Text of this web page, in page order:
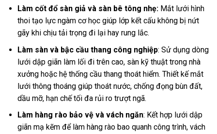
Làm cốt đổ sàn giả và sàn bê tông nhẹ:Mắt lưới hình
thoi tạo lực ngàm cơ học giúp lớp kết cấu không bị nứt
gãy khi chịu tải trọng đi lại hay rung lắc.
Làm sàn và bậc cầu thang công nghiệp: Sử dụng dòng
lưới dập giãn làm lối đi trên cao, sàn kỹ thuật trong nhà
xưởng hoặc hệ thống cầu thang thoát hiểm. Thiết kế mắt
lưới thông thoáng giúp thoát nước, chống đọng bùn đất,
dầu mỡ, hạn chế tối đa rủi ro trượt ngã.
Làm hàng rào bảo vệ và vách ngăn: Kết hợp lưới dập
giãn mạ kẽm để làm hàng rào bao quanh công trình, vách